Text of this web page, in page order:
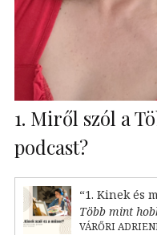
1. Miről szól a
podcast?
“1. Kinek és
Több mint
VÁRŐRI